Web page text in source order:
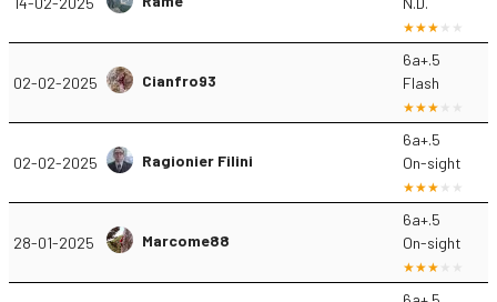
02-02-2025 Cianfro93
6a+.5
Flash
02-02-2025 Ragionier Filini
6a+.5
On-sight
28-01-2025 Marcome88
6a+.5
On-sight